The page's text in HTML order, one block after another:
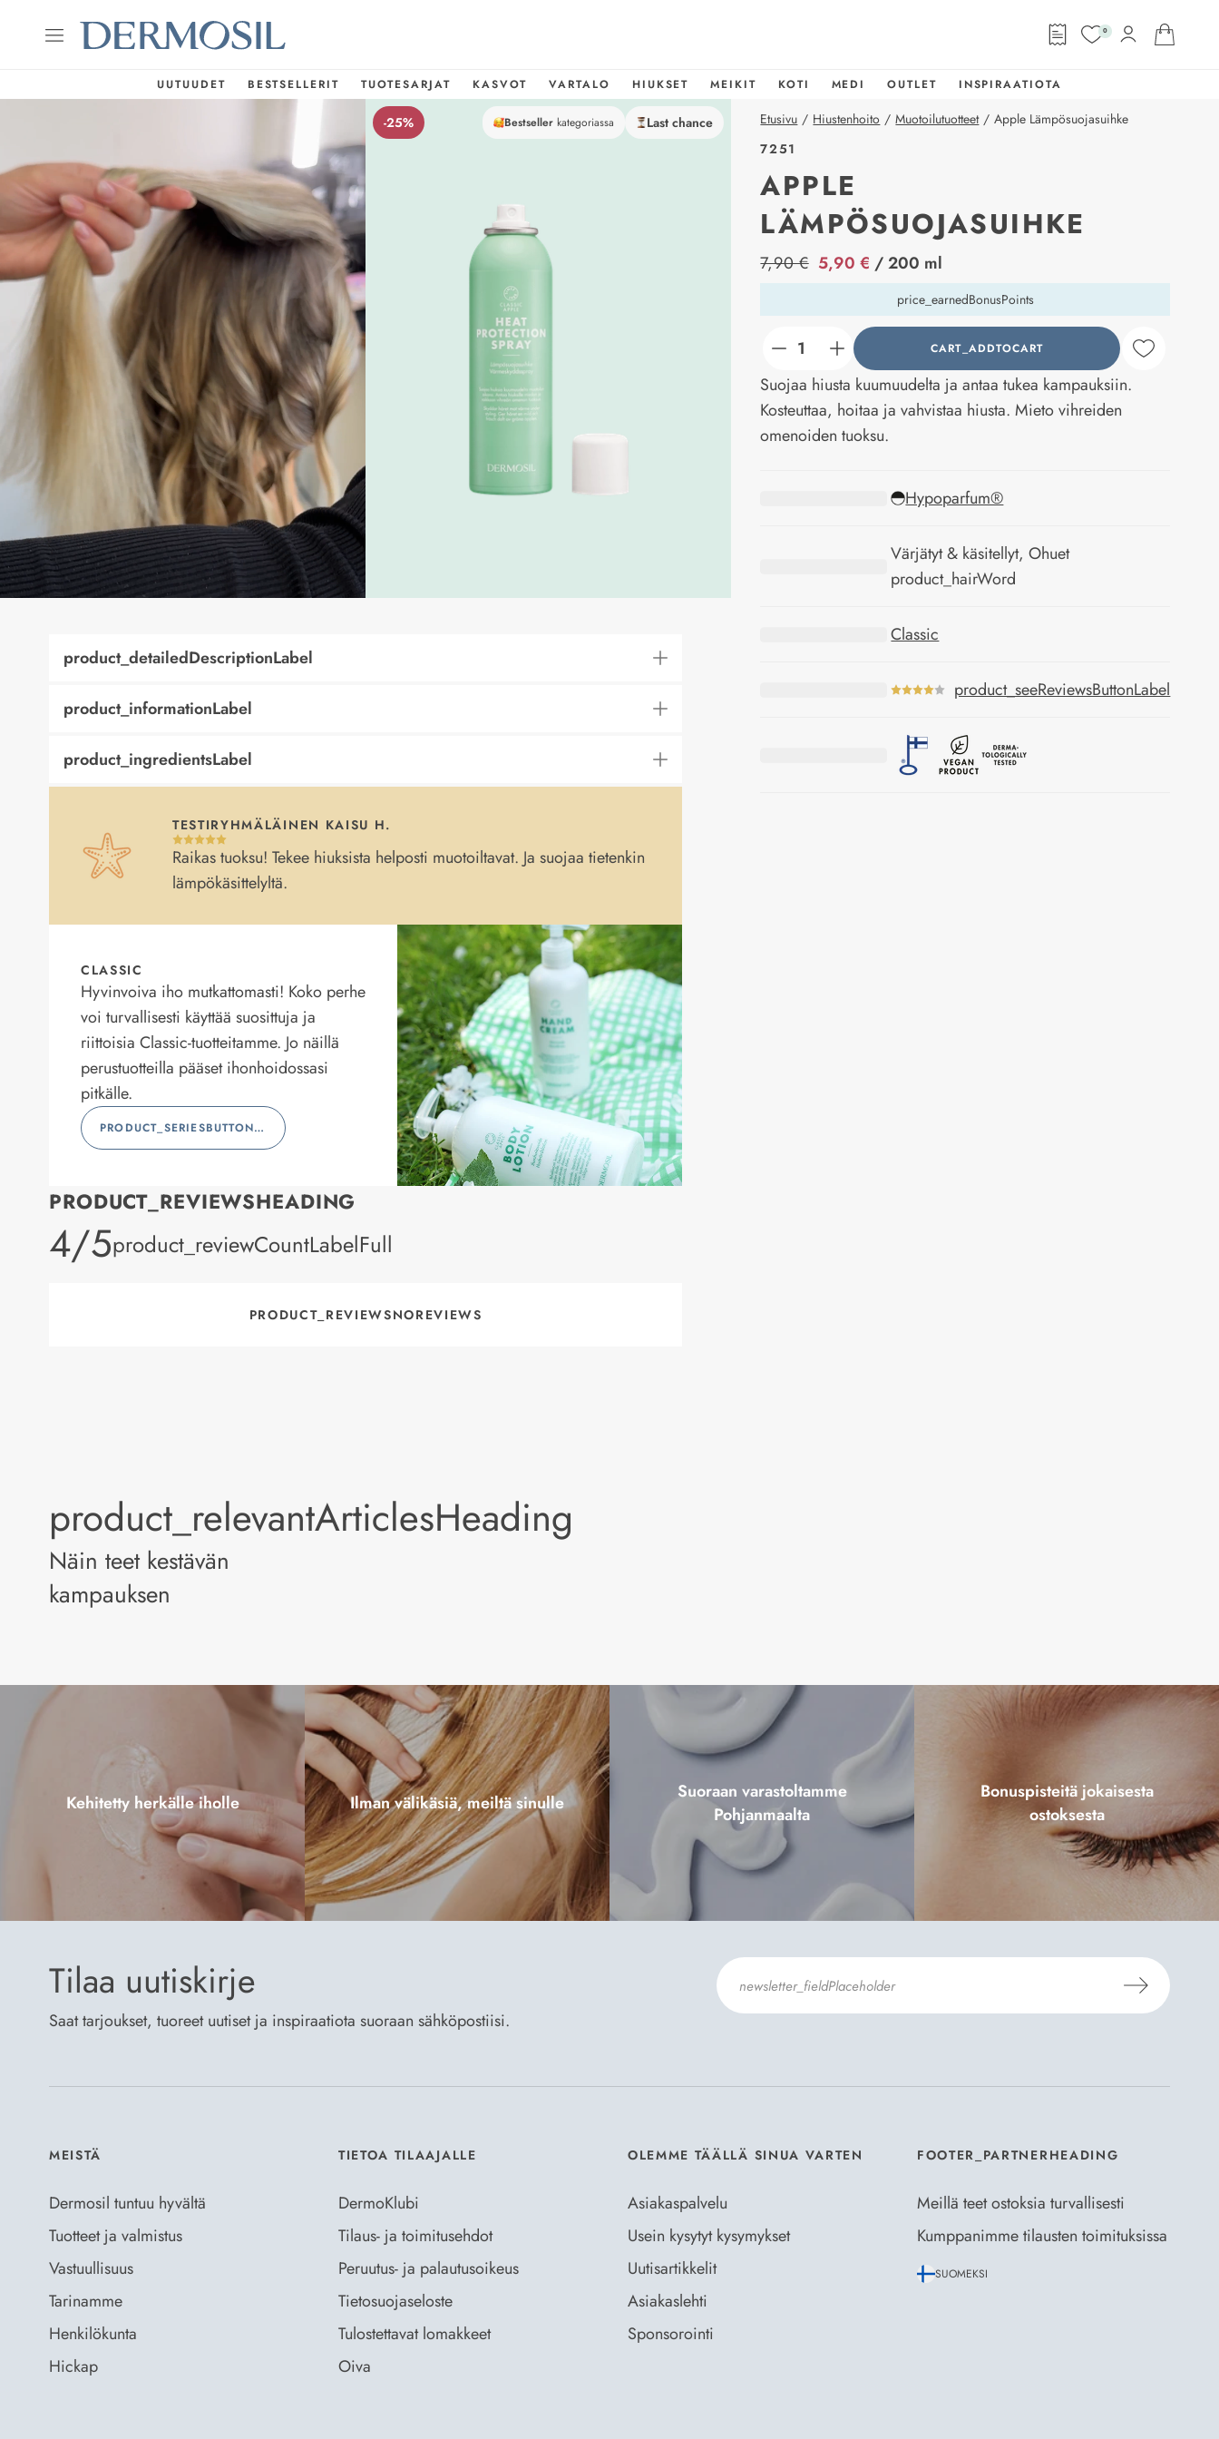
0
UUTUUDET BESTSELLERIT TUOTESARJAT KASVOT VARTALO HIUKSET MEIKIT KOTI MEDI OUTLET INSPIRAATIOTA
-25% Bestseller kategoriassa Last chance Etusivu / Hiustenhoito / Muotoilutuotteet / Apple Lämpösuojasuihke
7251
APPLE
LÄMPÖSUOJASUIHKE
price_label
7,90 € 5,90 € / 200 ml
price_earnedBonusPoints
counter_current CART_ADDTOCART
Suojaa hiusta kuumuudelta ja antaa tukea kampauksiin.
Kosteuttaa, hoitaa ja vahvistaa hiusta. Mieto vihreiden
omenoiden tuoksu.
Hypoparfum®
Värjätyt & käsitellyt, Ohuet
product_hairWord
Classic
product_seeReviewsButtonLabel
product_detailedDescriptionLabel
product_informationLabel
product_ingredientsLabel
TESTIRYHMÄLÄINEN KAISU H.
Raikas tuoksu! Tekee hiuksista helposti muotoiltavat. Ja suojaa tietenkin
lämpökäsittelyltä.
CLASSIC
Hyvinvoiva iho mutkattomasti! Koko perhe
voi turvallisesti käyttää suosittuja ja
riittoisia Classic-tuotteitamme. Jo näillä
perustuotteilla pääset ihonhoidossasi
pitkälle.
PRODUCT_SERIESBUTTONLABEL
PRODUCT_REVIEWSHEADING
product_rating
4/5product_reviewCountLabelFull
PRODUCT_REVIEWSNOREVIEWS
product_relevantArticlesHeading
Näin teet kestävän
kampauksen
Kehitetty herkälle iholle Ilman välikäsiä, meiltä sinulle
Suoraan varastoltamme
Pohjanmaalta
Bonuspisteitä jokaisesta
ostoksesta
Tilaa uutiskirje
Saat tarjoukset, tuoreet uutiset ja inspiraatiota suoraan sähköpostiisi.
MEISTÄ
Dermosil tuntuu hyvältä
Tuotteet ja valmistus
Vastuullisuus
Tarinamme
Henkilökunta
Hickap
TIETOA TILAAJALLE
DermoKlubi
Tilaus- ja toimitusehdot
Peruutus- ja palautusoikeus
Tietosuojaseloste
Tulostettavat lomakkeet
Oiva
OLEMME TÄÄLLÄ SINUA VARTEN
Asiakaspalvelu
Usein kysytyt kysymykset
Uutisartikkelit
Asiakaslehti
Sponsorointi
FOOTER_PARTNERHEADING
Meillä teet ostoksia turvallisesti
Kumppanimme tilausten toimituksissa
SUOMEKSI